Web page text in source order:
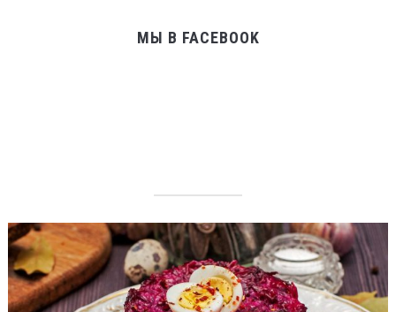
МЫ В FACEBOOK